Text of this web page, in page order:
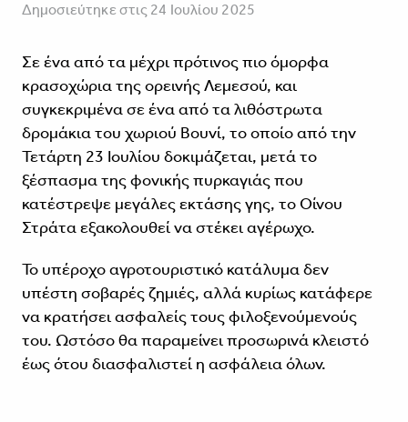
Δημοσιεύτηκε στις 24 Ιουλίου 2025
Σε ένα από τα μέχρι πρότινος πιο όμορφα
κρασοχώρια της ορεινής Λεμεσού, και
συγκεκριμένα σε ένα από τα λιθόστρωτα
δρομάκια του χωριού Βουνί, το οποίο από την
Τετάρτη 23 Ιουλίου δοκιμάζεται, μετά το
ξέσπασμα της φονικής πυρκαγιάς που
κατέστρεψε μεγάλες εκτάσης γης, το Οίνου
Στράτα εξακολουθεί να στέκει αγέρωχο.
Το υπέροχο αγροτουριστικό κατάλυμα δεν
υπέστη σοβαρές ζημιές, αλλά κυρίως κατάφερε
να κρατήσει ασφαλείς τους φιλοξενούμενούς
του. Ωστόσο θα παραμείνει προσωρινά κλειστό
έως ότου διασφαλιστεί η ασφάλεια όλων.